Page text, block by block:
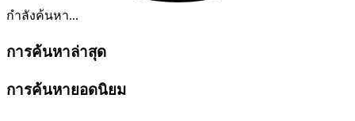
กำลังค้นหา...
การค้นหาล่าสุด
การค้นหายอดนิยม